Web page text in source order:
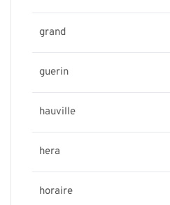
grand
guerin
hauville
hera
horaire